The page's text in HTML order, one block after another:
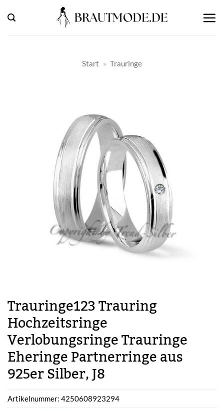
Inhalt
springen
Start » Trauringe
Trauringe123 Trauring
Hochzeitsringe
Verlobungsringe Trauringe
Eheringe Partnerringe aus
925er Silber, J8
Artikelnummer: 4250608923294